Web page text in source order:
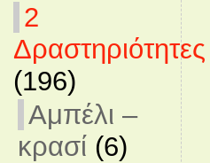
2
Δραστηριότητες
(196)
Αμπέλι –
κρασί (6)